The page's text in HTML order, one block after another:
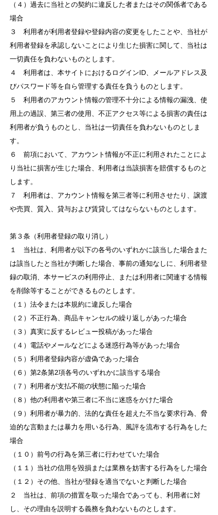
（４）過去に当社との契約に違反した者またはその関係者である
場合
３ 利用者が利用者登録や登録内容の変更をしたことや、当社が
利用者登録を承認しないことにより生じた損害に関して、当社は
一切責任を負わないものとします。
４ 利用者は、本サイトにおけるログインID、メールアドレス及
びパスワード等を自ら管理する責任を負うものとします。
５ 利用者のアカウント情報の管理不十分による情報の漏洩、使
用上の過誤、第三者の使用、不正アクセス等による損害の責任は
利用者が負うものとし、当社は一切責任を負わないものとしま
す。
６ 前項において、アカウント情報が不正に利用されたことによ
り当社に損害が生じた場合、利用者は当該損害を賠償するものと
します。
７ 利用者は、アカウント情報を第三者等に利用させたり、譲渡
や売買、質入、貸与および賃貸してはならないものとします。
第３条（利用者登録の取り消し）
１ 当社は、利用者が以下の各号のいずれかに該当した場合また
は該当したと当社が判断した場合、事前の通知なしに、利用者登
録の取消、本サービスの利用停止、または利用者に関連する情報
を削除等することができるものとします。
（１）法令または本規約に違反した場合
（２）不正行為、商品キャンセルの繰り返しがあった場合
（３）真実に反するレビュー投稿があった場合
（４）電話やメールなどによる迷惑行為等があった場合
（５）利用者登録内容が虚偽であった場合
（６）第2条第2項各号のいずれかに該当する場合
（７）利用者が支払不能の状態に陥った場合
（８）他の利用者や第三者に不当に迷惑をかけた場合
（９）利用者が暴力的、法的な責任を超えた不当な要求行為、脅
迫的な言動または暴力を用いる行為、風評を流布する行為をした
場合
（１０）前号の行為を第三者に行わせていた場合
（１１）当社の信用を毀損または業務を妨害する行為をした場合
（１２）その他、当社が登録を適当でないと判断した場合
２ 当社は、前項の措置を取った場合であっても、利用者に対
し、その理由を説明する義務を負わないものとします。